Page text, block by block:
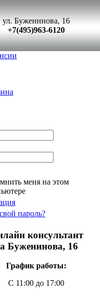
ул. Буженинова, 16
+7(495)963-6120
меня на этом
пароль?
консультант
Буженинова, 16
График работы:
С 11:00 до 17:00